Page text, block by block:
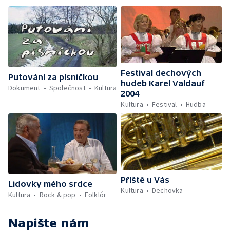
Putování za písničkou
Dokument
Společnost Kultura
Festival dechových
hudeb Karel Valdauf
2004
Kultura
Festival Hudba
Lidovky mého srdce
Kultura
Rock & pop Folklór
Příště u Vás
Kultura
Dechovka
Napište nám